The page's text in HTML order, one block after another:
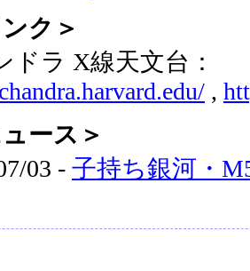
ク＞
ドラ X線天文台：
,
ース＞
03 - 子持ち銀河・